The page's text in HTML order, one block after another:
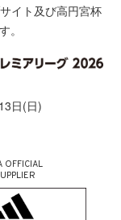
イト及び高円宮杯
。
日(日)
OFFICIAL